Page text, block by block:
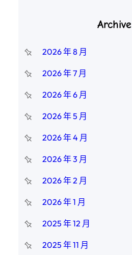
Archive
2026 年 8 月
2026 年 7 月
2026 年 6 月
2026 年 5 月
2026 年 4 月
2026 年 3 月
2026 年 2 月
2026 年 1 月
2025 年 12 月
2025 年 11 月